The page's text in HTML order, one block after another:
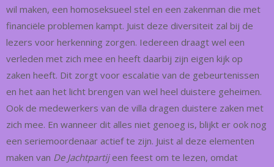
wil maken, een homoseksueel stel en een zakenman die met
financiële problemen kampt. Juist deze diversiteit zal bij de
lezers voor herkenning zorgen. Iedereen draagt wel een
verleden met zich mee en heeft daarbij zijn eigen kijk op
zaken heeft. Dit zorgt voor escalatie van de gebeurtenissen
en het aan het licht brengen van wel heel duistere geheimen.
Ook de medewerkers van de villa dragen duistere zaken met
zich mee. En wanneer dit alles niet genoeg is, blijkt er ook nog
een seriemoordenaar actief te zijn. Juist al deze elementen
maken van De Jachtpartijeen feest om te lezen, omdat